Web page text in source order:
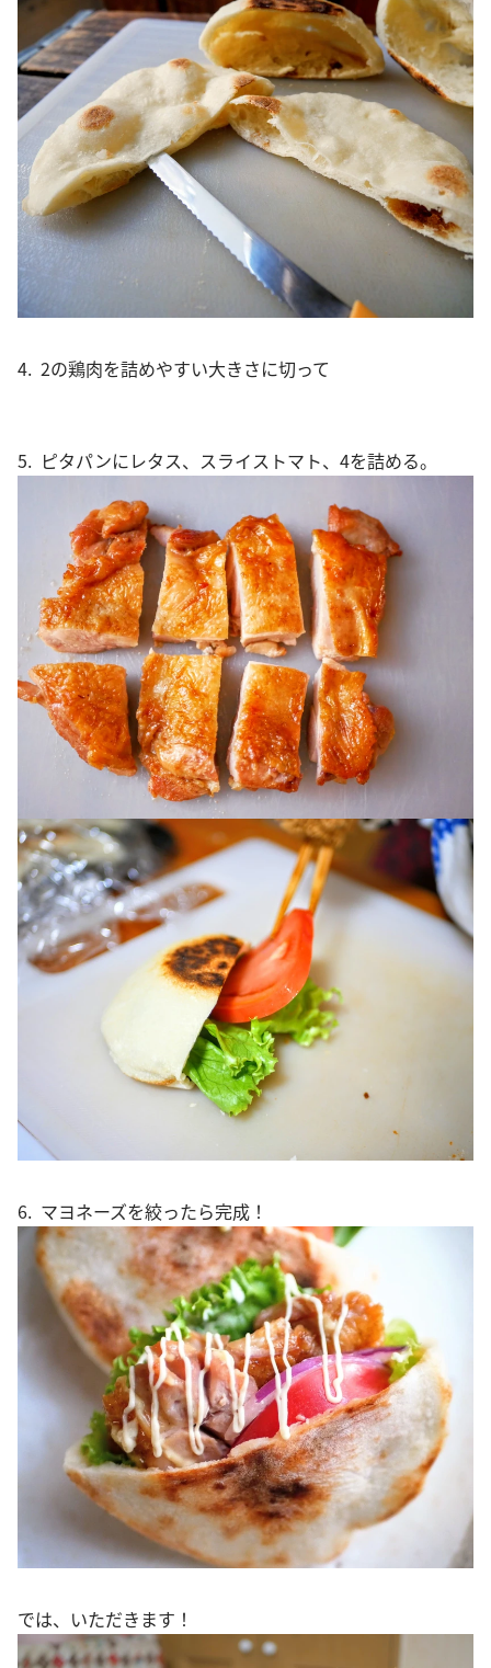
4. 2の鶏肉を詰めやすい大きさに切って
5. ピタパンにレタス、スライストマト、4を詰める。
6. マヨネーズを絞ったら完成！
では、いただきます！